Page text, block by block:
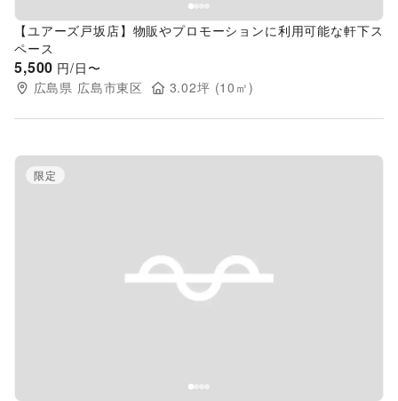
【ユアーズ戸坂店】物販やプロモーションに利用可能な軒下ス
ペース
5,500 円/日〜
広島県 広島市東区 3.02坪 (10 ㎡)
Previous slide
限定